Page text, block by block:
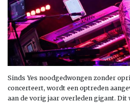
Sinds Yes noodgedwongen zonder
concerteert, wordt een optreden
aan de vorig jaar overleden gigant.